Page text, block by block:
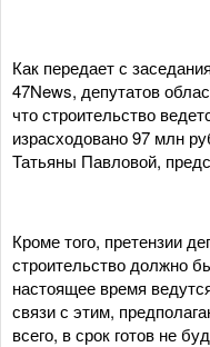
Как передает с
47News, депутатов
что строительство
израсходовано 97 млн
Татьяны Павловой,
Кроме того, претензии
строительство должно
настоящее время
связи с этим,
всего, в срок готов не